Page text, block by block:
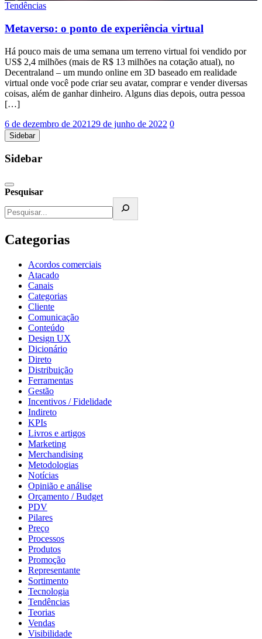
Tendências
Metaverso: o ponto de experiência virtual
Há pouco mais de uma semana um terreno virtual foi vendido por
US$ 2,4 milhões (mais de R$ 13 milhões na cotação atual), no
Decentraland – um mundo online em 3D baseado em realidade
virtual onde você pode criar seu avatar, comprar e vender diversas
coisas, além de ganhar dinheiro. Alguns dias depois, outra pessoa
[…]
6 de dezembro de 2021 29 de junho de 2022 0
Sidebar
Sidebar
Pesquisar
Categorias
Acordos comerciais
Atacado
Canais
Categorias
Cliente
Comunicação
Conteúdo
Design UX
Dicionário
Direto
Distribuição
Ferramentas
Gestão
Incentivos / Fidelidade
Indireto
KPIs
Livros e artigos
Marketing
Merchandising
Metodologias
Notícias
Opinião e análise
Orçamento / Budget
PDV
Pilares
Preço
Processos
Produtos
Promoção
Representante
Sortimento
Tecnologia
Tendências
Teorias
Vendas
Visibilidade